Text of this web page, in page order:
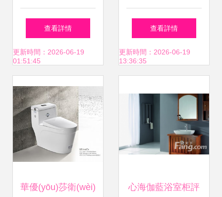
佛山抗疫 制造行業
(yè)擔當楷模” 以專
會之責
查看詳情
更新時間：2026-06-19
01:51:45
開啟衛(wèi)浴財富
新篇章，火爆招商
查看詳情
更新時間：2026-06-19
13:36:35
華優(yōu)莎衛(wèi) 心海伽藍浴室柜評